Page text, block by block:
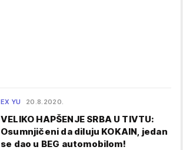
EX YU 20.8.2020.
VELIKO HAPŠENJE SRBA U TIVTU:
Osumnjičeni da diluju KOKAIN, jedan
se dao u BEG automobilom!